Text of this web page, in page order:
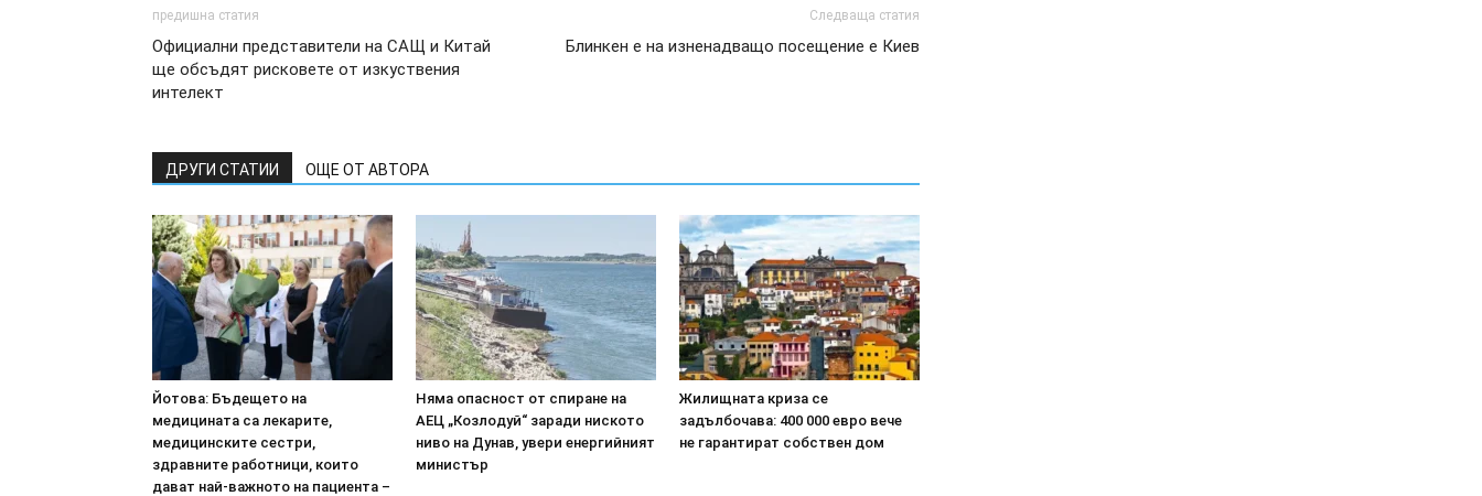
предишна статия
Официални представители на САЩ и Китай
ще обсъдят рисковете от изкуствения
интелект
Следваща статия
Блинкен е на изненадващо посещение е Киев
ДРУГИ СТАТИИ ОЩЕ ОТ АВТОРА
Йотова: Бъдещето на
медицината са лекарите,
медицинските сестри,
здравните работници, които
дават най-важното на пациента –
Няма опасност от спиране на
АЕЦ „Козлодуй“ заради ниското
ниво на Дунав, увери енергийният
министър
Жилищната криза се
задълбочава: 400 000 евро вече
не гарантират собствен дом